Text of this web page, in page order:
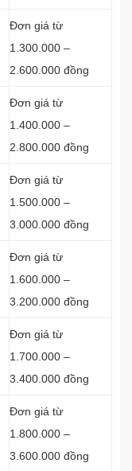
Đơn giá từ
1.300.000 –
2.600.000 đồng
Đơn giá từ
1.400.000 –
2.800.000 đồng
Đơn giá từ
1.500.000 –
3.000.000 đồng
Đơn giá từ
1.600.000 –
3.200.000 đồng
Đơn giá từ
1.700.000 –
3.400.000 đồng
Đơn giá từ
1.800.000 –
3.600.000 đồng